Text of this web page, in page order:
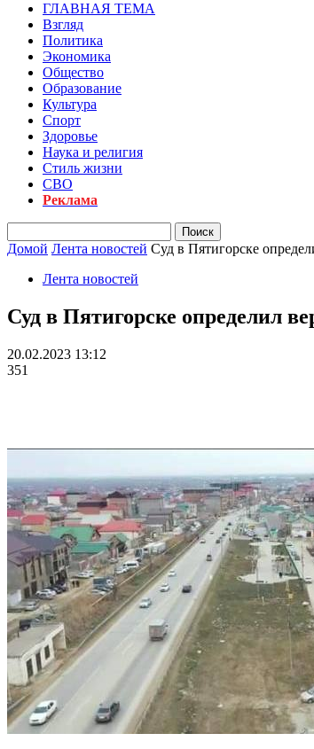
ГЛАВНАЯ ТЕМА
Взгляд
Политика
Экономика
Общество
Образование
Культура
Спорт
Здоровье
Наука и религия
Стиль жизни
СВО
Реклама
Домой Лента новостей Суд в Пятигорске
Лента новостей
Суд в Пятигорске определил
20.02.2023 13:12
351